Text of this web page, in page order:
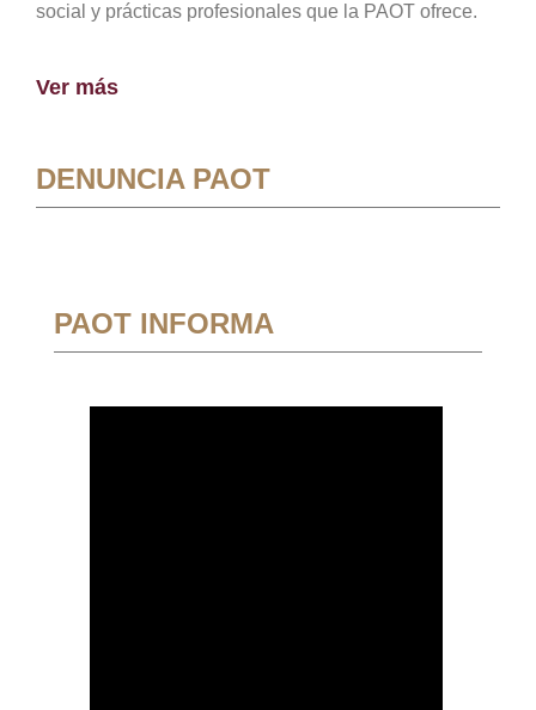
social y prácticas profesionales que la PAOT ofrece.
Ver más
DENUNCIA PAOT
PAOT INFORMA